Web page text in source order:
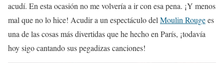
acudí. En esta ocasión no me volvería a ir con esa pena. ¡Y menos
mal que no lo hice! Acudir a un espectáculo del Moulin Rougees
una de las cosas más divertidas que he hecho en París, ¡todavía
hoy sigo cantando sus pegadizas canciones!